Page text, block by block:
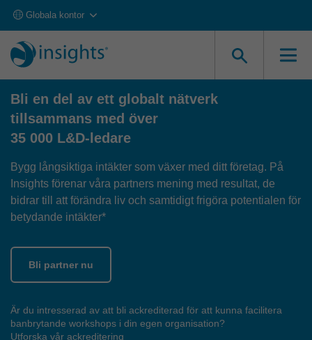
Globala kontor
Bli Insights Partner
Bli en del av ett globalt nätverk
tillsammans med över
35 000 L&D-ledare
Bygg långsiktiga intäkter som växer med ditt företag. På
Insights förenar våra partners mening med resultat, de
bidrar till att förändra liv och samtidigt frigöra potentialen för
betydande intäkter*
Bli partner nu
Är du intresserad av att bli ackrediterad för att kunna facilitera
banbrytande workshops i din egen organisation?
Utforska vår ackreditering